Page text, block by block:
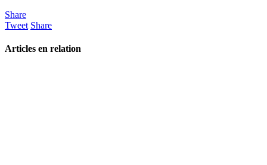
Share
Tweet Share
Articles en relation